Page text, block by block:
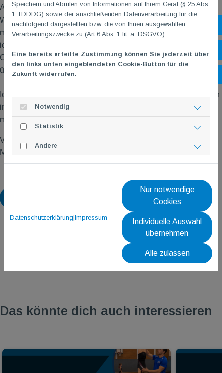
Als im Vorfeld der diesjährigen Abteilungsversammlung der
Wunsch geäußert wurde, die Aufgaben in der Abteilung auf
mehrere Schultern zu verteilen, wurde mir bewusst, dass auch
ich meinen Teil dazu beitragen möchte. Das Amt bietet mir die
Chance mich aktiv einzubringen, Verantwortung zu
übernehmen und die Abteilung zu unterstützen.
Ich freue mich darauf, gemeinsam mit den weiteren Mitgliedern
im Organisationsteam die Zukunft unserer Abteilung aktiv
mitzugestalten und aktivesTGMTeammitgliedzu sein.
Viele Grüße
Maximilian
Das könnte dich auch interessieren
Speichern und Abrufen von Informationen auf Ihrem Gerät (§ 25 Abs.
1 TDDDG) sowie der anschließenden Datenverarbeitung für die
nachfolgend dargestellten bzw. die von Ihnen ausgewählten
Verarbeitungszwecke zu (Art 6 Abs. 1 lit. a. DSGVO).
Eine bereits erteilte Zustimmung können Sie jederzeit über
den links unten eingeblendeten Cookie-Button für die
Zukunft widerrufen.
Notwendig
Statistik
Andere
Datenschutzerklärung|Impressum
Nur notwendige
Cookies
Individuelle Auswahl
übernehmen
Alle zulassen